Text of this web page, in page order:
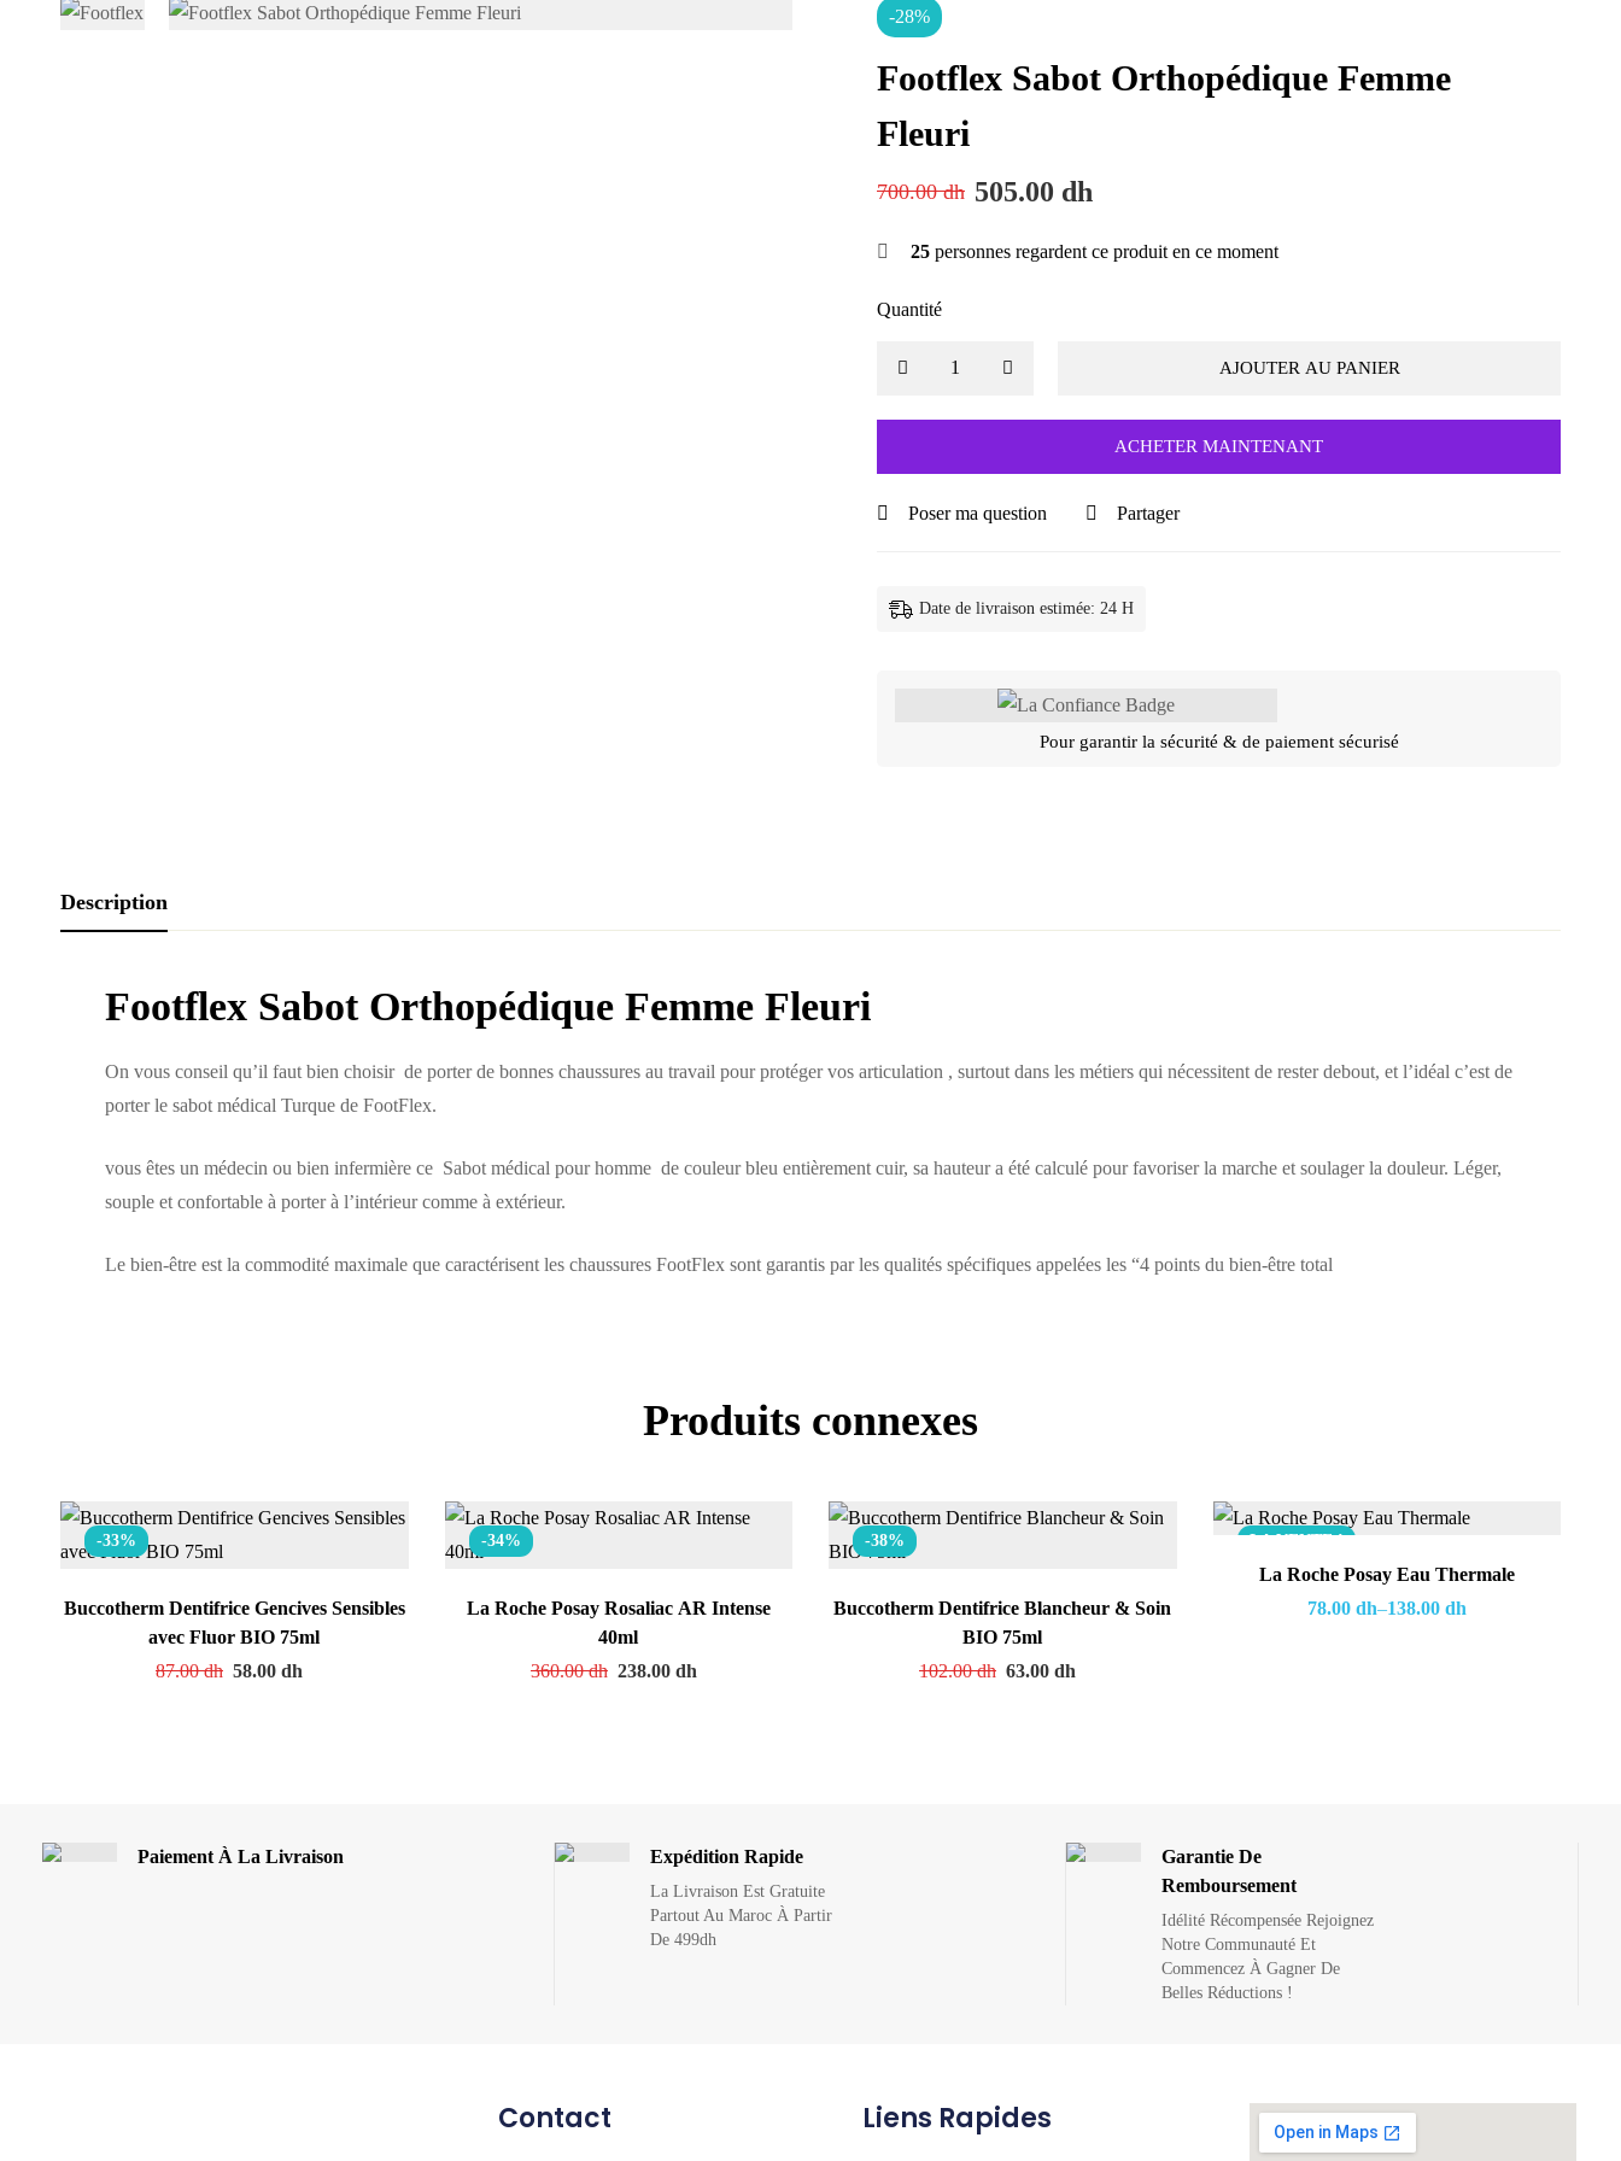
-28%
Footflex Sabot Orthopédique Femme
Fleuri
700.00dh 505.00 dh
25 personnes regardent ce produit en ce moment
Quantité
AJOUTER AU PANIER
ACHETER MAINTENANT
Poser ma question Partager
Date de livraison estimée: 24 H
Pour garantir la sécurité & de paiement sécurisé
Description
Footflex Sabot Orthopédique Femme Fleuri
On vous conseil qu’il faut bien choisir de porter de bonnes chaussures au travail pour protéger vos articulation , surtout dans les métiers qui nécessitent de rester debout, et l’idéal c’est de
porter le sabot médical Turque de FootFlex.
vous êtes un médecin ou bien infermière ce Sabot médical pour homme de couleur bleu entièrement cuir,‎ sa hauteur a été calculé pour favoriser la marche et soulager la douleur.‎ Léger,‎
souple et confortable à porter à l’intérieur comme à extérieur.
Le bien-être est la commodité maximale que caractérisent les chaussures FootFlex sont garantis par les qualités spécifiques appelées les “4 points du bien‎-être total
Produits connexes
-33%
Buccotherm Dentifrice Gencives Sensibles
avec Fluor BIO 75ml
87.00dh 58.00dh
-34%
La Roche Posay Rosaliac AR Intense
40ml
360.00dh 238.00 dh
-38%
Buccotherm Dentifrice Blancheur & Soin
BIO 75ml
102.00dh 63.00dh
LA VENTE !
La Roche Posay Eau Thermale
78.00 dh–138.00 dh
Paiement À La Livraison Expédition Rapide
La Livraison Est Gratuite
Partout Au Maroc À Partir
De 499dh
Garantie De
Remboursement
Idélité Récompensée Rejoignez
Notre Communauté Et
Commencez À Gagner De
Belles Réductions !
Contact Liens Rapides